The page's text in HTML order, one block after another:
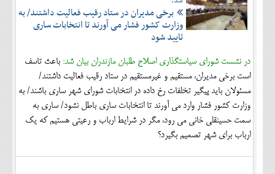
برخی مدیران در ستاد رقیب فعالیت داشتند/ به
وزارت کشور فشار می آورند تا انتخابات ساری
تایید شود
در نشست شورای سیاستگذاری اصلاح طلبان مازندران بیان شد: باعث تاسف
است برخی مدیران، مستقیم و غیرمستقیم در ستاد رقیب فعالیت داشتند/
مسئولان باید پیگیر تخلفات رخ داده در انتخابات شورای شهر ساری باشند/ به
وزارت کشور فشار وارد می آورند تا انتخابات ساری باطل نشود/ ساری به
سمت حسینقلی خانی می رود، مگر در شرایط ارباب و رعیتی هستیم که یک
ارباب برای شهر تصمیم بگیرد؟